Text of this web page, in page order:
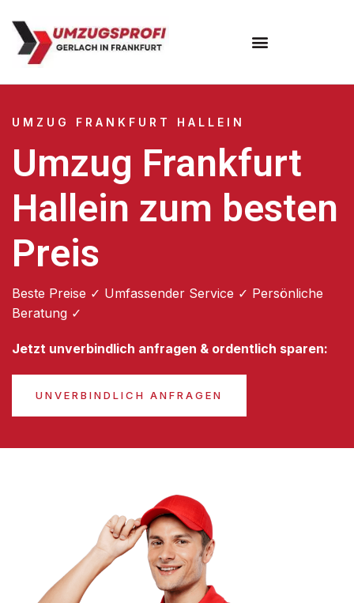
UMZUG FRANKFURT HALLEIN
Umzug Frankfurt
Hallein zum besten
Preis
Beste Preise ✓ Umfassender Service ✓ Persönliche
Beratung ✓
Jetzt unverbindlich anfragen & ordentlich sparen:
UNVERBINDLICH ANFRAGEN